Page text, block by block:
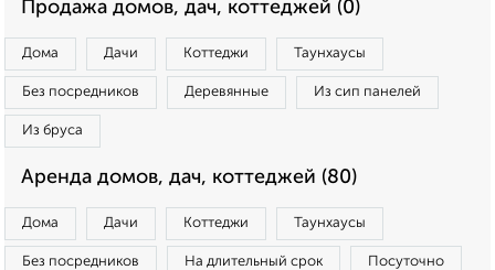
Продажа домов, дач, коттеджей (0)
Дома Дачи Коттеджи Таунхаусы
Без посредников Деревянные Из сип панелей
Из бруса
Аренда домов, дач, коттеджей (80)
Дома Дачи Коттеджи Таунхаусы
Без посредников На длительный срок Посуточно